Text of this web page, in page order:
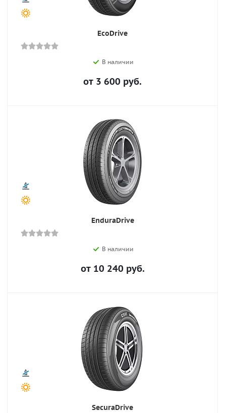
EcoDrive
В наличии
от 3 600 руб.
EnduraDrive
В наличии
от 10 240 руб.
SecuraDrive